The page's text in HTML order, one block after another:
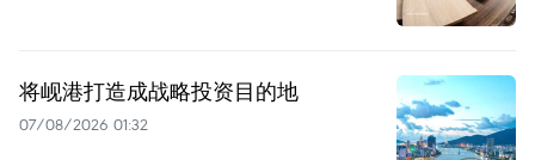
将岘港打造成战略投资目的地
07/08/2026 01:32